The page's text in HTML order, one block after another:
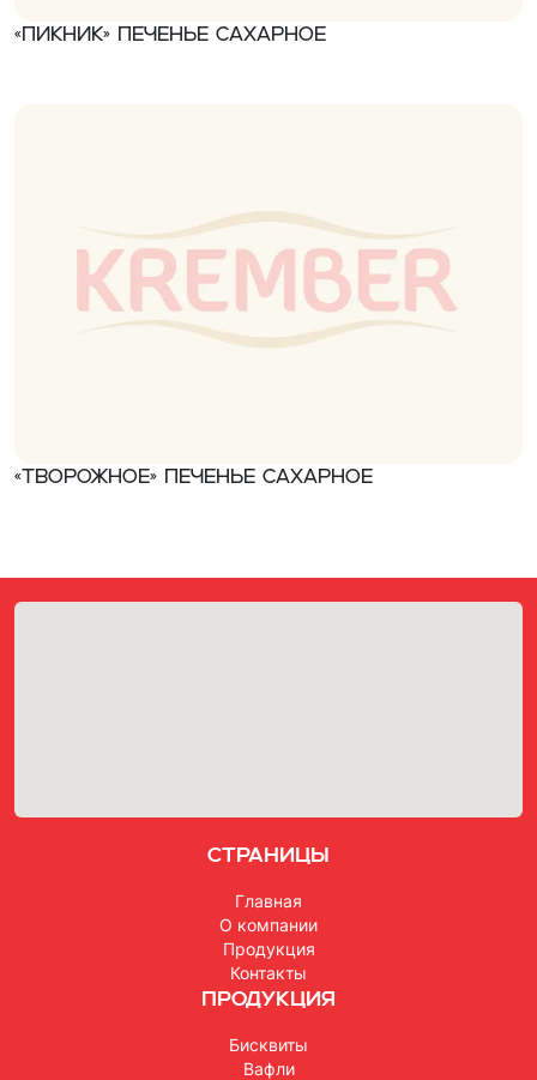
«Пикник» Печенье сахарное
«Творожное» Печенье сахарное
Страницы
Главная
О компании
Продукция
Контакты
Продукция
Бисквиты
Вафли